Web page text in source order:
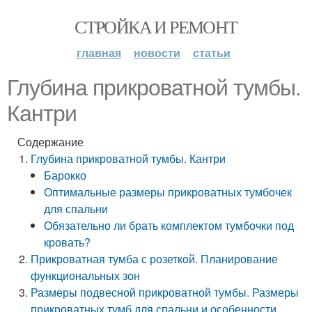
СТРОЙКА И РЕМОНТ
главная новости статьи
Глубина прикроватной тумбы.
Кантри
Содержание
Глубина прикроватной тумбы. Кантри
Барокко
Оптимальные размеры прикроватных тумбочек
для спальни
Обязательно ли брать комплектом тумбочки под
кровать?
Прикроватная тумба с розеткой. Планирование
функциональных зон
Размеры подвесной прикроватной тумбы. Размеры